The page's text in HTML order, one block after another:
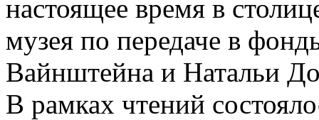
настоящее время в
музея по передаче в
Вайнштейна и Натальи
В рамках чтений